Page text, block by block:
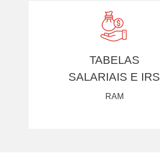
TABELAS
SALARIAIS E IRS
RAM